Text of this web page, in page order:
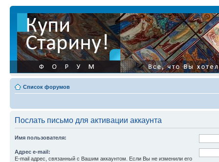
Список форумов
Послать письмо для активации аккаунта
Имя пользователя:
Адрес e-mail:
E-mail адрес, связанный с Вашим аккаунтом. Если Вы не изменили его